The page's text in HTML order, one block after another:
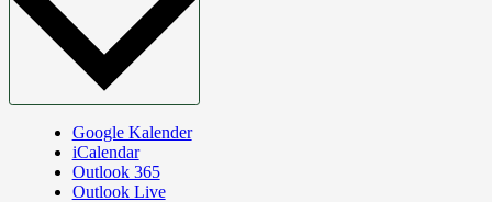
Google Kalender
iCalendar
Outlook 365
Outlook Live